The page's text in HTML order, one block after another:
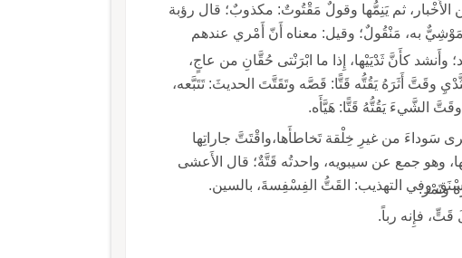
ثم يَنِمُّها وقولٌ مَقْتُوتٌ: مكذوبٌ؛ قال رؤبة
قُلْتُ، وقَوْلي عِنْدهُمْ مَقْتُوت أَي كَذِبٌ؛ وقيل: مقْتُوتٌ مَوْشِيٌّ به، مَنْقُولٌ؛ وقيل: معناه أَنّ أَمْري عندهم
كأَنَّ ثَدْيَيْها، إِذا ما ابْرَنْتى حُقَّانِ من عاجٍ،
للثَّدْيِ وقَتَّ أَثَرَهُ يَقُتُّه قَتًّا: قَصَّه وتَقَتَّتَ الحديثَ: تَتَبَّعه،
الشَّيءَ يَقُتُّهُ قَتًّا: هَيَّأَه.
سَوداءَ من غيرِ خِلْقة تَخاطأَها،واقْتَتَّ جاراتِها
وهو جمع عن سيبويه، واحدتُه قَتَّةٌ؛ قال الأَعشى
الفِسْفِسةَ، بالسين.
وتَمْر.
فإِنه رباً.